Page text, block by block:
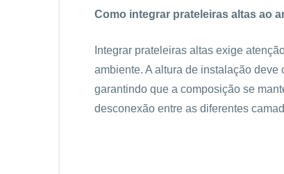
Como integrar prateleiras altas ao
Integrar prateleiras altas exige
ambiente. A altura de instalação
garantindo que a composição se
desconexão entre as diferentes